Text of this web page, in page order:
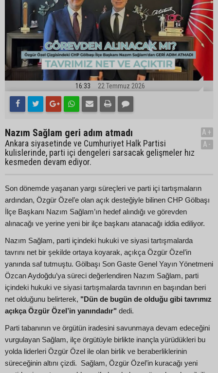
16:33 22 Temmuz 2026
Nazım Sağlam geri adım atmadı
Ankara siyasetinde ve Cumhuriyet Halk Partisi
kulislerinde, parti içi dengeleri sarsacak gelişmeler hız
kesmeden devam ediyor.
A+
A-
Son dönemde yaşanan yargı süreçleri ve parti içi tartışmaların
ardından, Özgür Özel’e olan açık desteğiyle bilinen CHP Gölbaşı
İlçe Başkanı Nazım Sağlam’ın hedef alındığı ve görevden
alınacağı ve yerine yeni bir ilçe başkanı atanacağı iddia ediliyor.
Nazım Sağlam, parti içindeki hukuki ve siyasi tartışmalarda
tavrını net bir şekilde ortaya koyarak, açıkça Özgür Özel’in
yanında saf tutmuştu. Gölbaşı Son Gaste Genel Yayın Yönetmeni
Özcan Aydoğdu’ya süreci değerlendiren Nazım Sağlam, parti
içindeki hukuki ve siyasi tartışmalarda tavrının en başından beri
net olduğunu belirterek, "Dün de bugün de olduğu gibi tavrımız
açıkça Özgür Özel’in yanındadır" dedi.
Parti tabanının ve örgütün iradesini savunmaya devam edeceğini
vurgulayan Sağlam, ilçe örgütüyle birlikte inançla yürüdükleri bu
yolda liderleri Özgür Özel ile olan birlik ve beraberliklerinin
süreceğinin altını çizdi. Sağlam, Özgür Özel’in kuracağı yeni